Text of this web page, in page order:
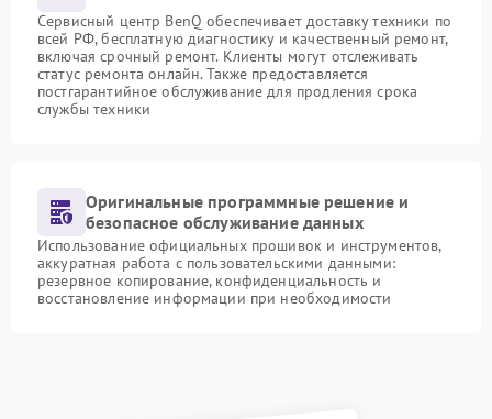
Сервисный центр BenQ обеспечивает доставку техники по
всей РФ, бесплатную диагностику и качественный ремонт,
включая срочный ремонт. Клиенты могут отслеживать
статус ремонта онлайн. Также предоставляется
постгарантийное обслуживание для продления срока
службы техники
Оригинальные программные решение и
безопасное обслуживание данных
Использование официальных прошивок и инструментов,
аккуратная работа с пользовательскими данными:
резервное копирование, конфиденциальность и
восстановление информации при необходимости